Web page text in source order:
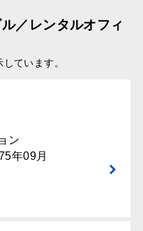
／レンタルオフィ
ています。
ン
年09月